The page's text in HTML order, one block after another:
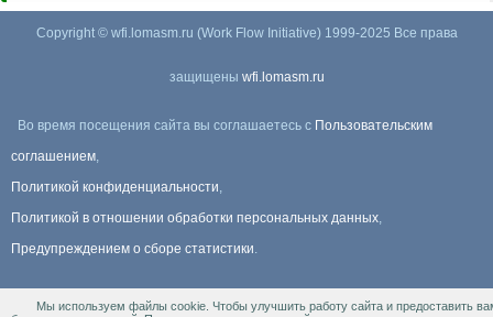
Copyright © wfi.lomasm.ru (Work Flow Initiative) 1999-2025 Все права
защищены wfi.lomasm.ru
Во время посещения сайта вы соглашаетесь с Пользовательским
соглашением
Политикой конфиденциальности
Политикой в отношении обработки персональных данных
Предупреждением о сборе статистики
Информация Для правообладателей.
Мы используем файлы cookie. Чтобы улучшить работу сайта и предоставить